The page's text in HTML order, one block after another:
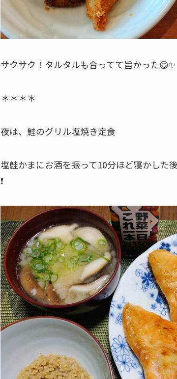
サクサク！タルタルも合ってて旨かった😋✨
＊＊＊＊
夜は、鮭のグリル塩焼き定食
塩鮭かまにお酒を振って10分ほど寝かした
❗️